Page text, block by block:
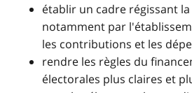
établir un cadre régissant
notamment par
les contributions et les
rendre les règles du
électorales plus claires et